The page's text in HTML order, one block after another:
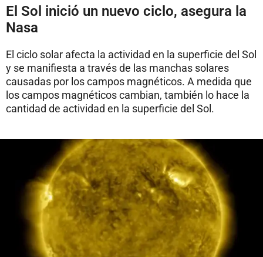
El Sol inició un nuevo ciclo, asegura la
Nasa
El ciclo solar afecta la actividad en la superficie del Sol
y se manifiesta a través de las manchas solares
causadas por los campos magnéticos. A medida que
los campos magnéticos cambian, también lo hace la
cantidad de actividad en la superficie del Sol.